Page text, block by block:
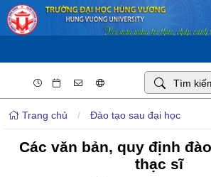
Trang chủ / Đào tạo sau đại học
Các văn bản, quy định
thạc sĩ